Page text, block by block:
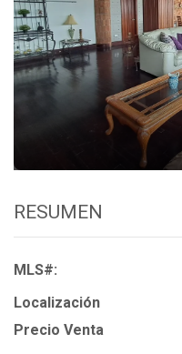
RESUMEN
MLS#:
Localización
Precio Venta